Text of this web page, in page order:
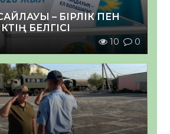
– БІРЛІК ПЕН
БЕЛГІСІ
10 0